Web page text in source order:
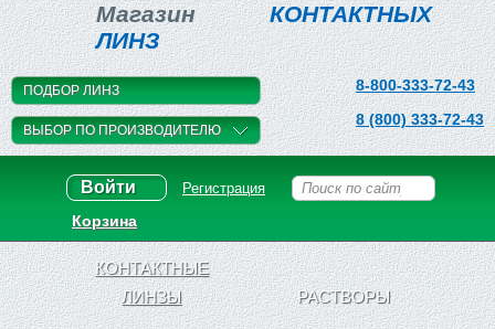
МагазинКОНТАКТНЫХ
ЛИНЗ
ПОДБОР ЛИНЗ
ВЫБОР ПО ПРОИЗВОДИТЕЛЮ
8-800-333-72-43
8 (800) 333-72-43
Войти Регистрация
Корзина
КОНТАКТНЫЕ
ЛИНЗЫ
РАСТВОРЫ